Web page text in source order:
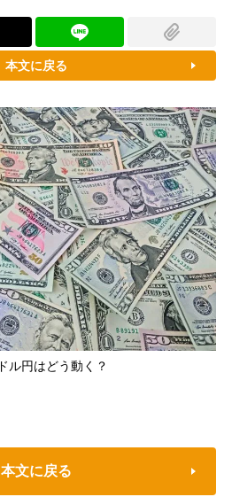
本文に戻る
ル円はどう動く？
本文に戻る